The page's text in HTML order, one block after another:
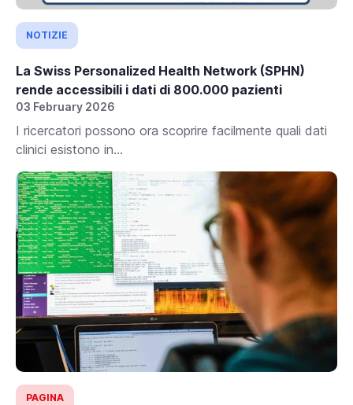
NOTIZIE
La Swiss Personalized Health Network (SPHN)
rende accessibili i dati di 800.000 pazienti
03 February 2026
I ricercatori possono ora scoprire facilmente quali dati
clinici esistono in...
PAGINA